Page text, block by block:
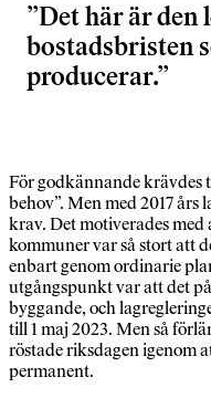
Det här är den
bostadsbristen
producerar.
För godkännande krävdes
behov”. Men med 2017
krav. Det motiverades med
kommuner var så stort att
enbart genom ordinarie
utgångspunkt var att det
byggande, och
till 1 maj 2023. Men så
röstade riksdagen igenom
permanent.